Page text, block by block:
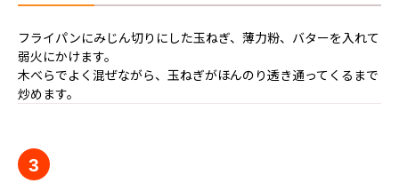
フライパンにみじん切りにした玉ねぎ、薄力粉、バターを入れて
弱火にかけます。
木べらでよく混ぜながら、玉ねぎがほんのり透き通ってくるまで
炒めます。
3